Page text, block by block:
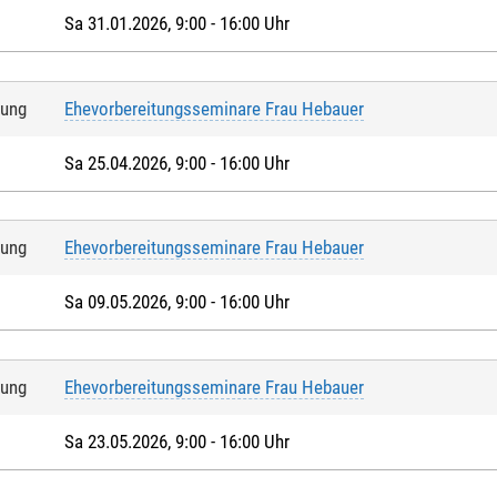
Personen (ab 15 Jahren)
Personen übernimmt der Anmelder die Kosten
weitere Personen an (ab 15 Jahren)
mit Kindern:
anmelden
dieNutzungsbedingungen (AGB). DieWiderrufsbelehrung
mit * handelt es sich um Pflichtfelder.
Sa 31.01.2026, 9:00 - 16:00 Uhr
Ehevorbereitungsseminare Frau Hebauer
Sa 25.04.2026, 9:00 - 16:00 Uhr
Ehevorbereitungsseminare Frau Hebauer
Sa 09.05.2026, 9:00 - 16:00 Uhr
Ehevorbereitungsseminare Frau Hebauer
Sa 23.05.2026, 9:00 - 16:00 Uhr